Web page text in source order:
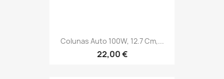
Colunas Auto 100W, 12.7 Cm,...
22,00 €